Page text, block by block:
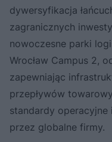
dywersyfikacja
zagranicznych
nowoczesne parki
Wrocław Campus 2,
zapewniając
przepływów
standardy
przez globalne firmy.